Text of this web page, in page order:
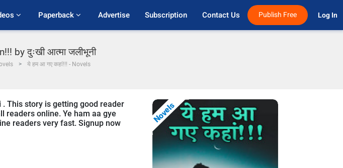
Paperback Advertise Subscription Contact Us Publish Free Log In
by दुःखी आत्मा जलीभूनी
ये हम आ गए कहां!!! - Novels
. This story is getting good reader
readers online. Ye ham aa gye
readers very fast. Signup now
Novels